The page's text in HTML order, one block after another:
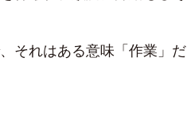
それはある意味「作業」だ